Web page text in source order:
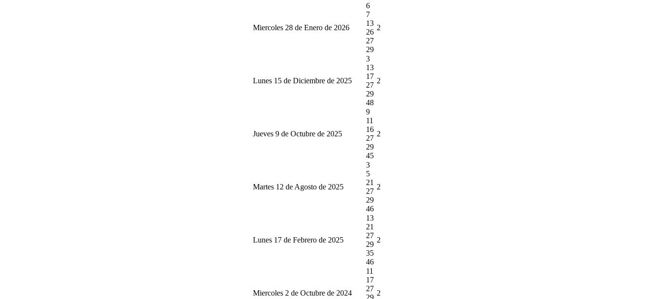
Miercoles 28 de Enero de 2026
6
7
13
26
27
29
2
Lunes 15 de Diciembre de 2025
3
13
17
27
29
48
2
Jueves 9 de Octubre de 2025
9
11
16
27
29
45
2
Martes 12 de Agosto de 2025
3
5
21
27
29
46
2
Lunes 17 de Febrero de 2025
13
21
27
29
35
46
2
Miercoles 2 de Octubre de 2024
11
17
27
29
2